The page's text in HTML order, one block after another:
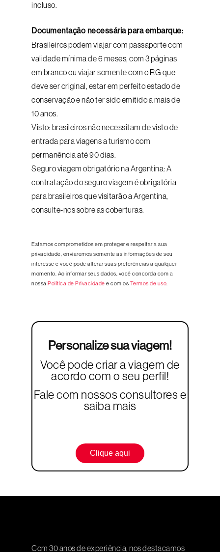
incluso.
Documentação necessária para embarque:
Brasileiros podem viajar com passaporte com
validade mínima de 6 meses, com 3 páginas
em branco ou viajar somente com o RG que
deve ser original, estar em perfeito estado de
conservação e não ter sido emitido a mais de
10 anos.
Visto: brasileiros não necessitam de visto de
entrada para viagens a turismo com
permanência até 90 dias.
Seguro viagem obrigatório na Argentina: A
contratação do seguro viagem é obrigatória
para brasileiros que visitarão a Argentina,
consulte-nos sobre as coberturas.
Estamos comprometidos em proteger e respeitar a sua
privacidade, enviaremos somente as informações de seu
interesse e você pode alterar suas preferências a qualquer
momento. Ao informar seus dados, você concorda com a
nossa Política de Privacidade e com os Termos de uso
Personalize sua viagem!
Você pode criar a viagem de
acordo com o seu perfil!
Fale com nossos consultores e
saiba mais
Clique aqui
Com 30 anos de experiência, nos destacamos